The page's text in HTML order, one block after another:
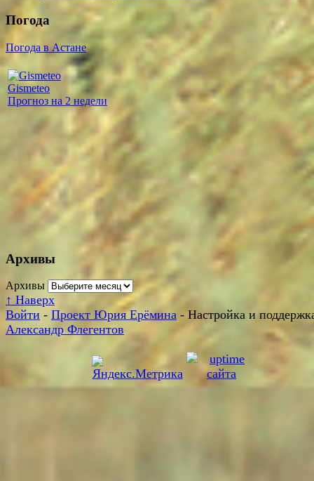
Погода
Погода в Астане
Gismeteo
Прогноз на 2 недели
Архивы
Архивы
↑ Наверх
Войти - Проект Юрия Ерёмина - Настройка и
Александр Флегентов